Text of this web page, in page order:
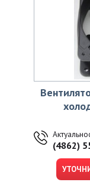
(4862)